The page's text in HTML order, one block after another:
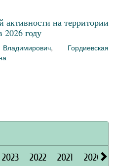
активности на территории
2026 году
, Гордиевская
2023 2022 2021 2020